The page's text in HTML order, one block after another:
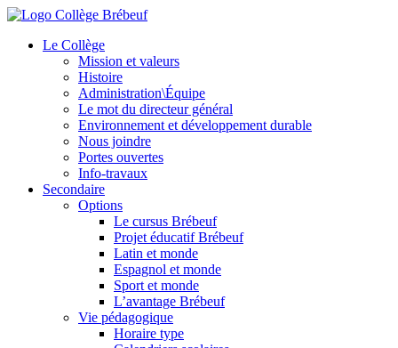
Le Collège
Mission et valeurs
Histoire
Administration\Équipe
Le mot du directeur général
Environnement et développement durable
Nous joindre
Portes ouvertes
Info-travaux
Secondaire
Options
Le cursus Brébeuf
Projet éducatif Brébeuf
Latin et monde
Espagnol et monde
Sport et monde
L’avantage Brébeuf
Vie pédagogique
Horaire type